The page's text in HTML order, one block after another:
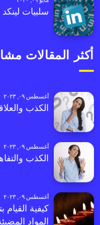
سلبيات
أكثر المقالات
أغسطس ٠٩, ٢٠٢٣
الكذب
أغسطس ٠٩, ٢٠٢٣
الكذب
أغسطس ٠٩, ٢٠٢٣
كيفية
المواد